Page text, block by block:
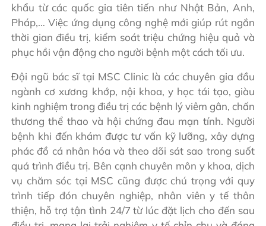
khẩu từ các quốc gia tiên tiến như Nhật Bản, Anh,
Pháp,… Việc ứng dụng công nghệ mới giúp rút ngắn
thời gian điều trị, kiểm soát triệu chứng hiệu quả và
phục hồi vận động cho người bệnh một cách tối ưu.
Đội ngũ bác sĩ tại MSC Clinic là các chuyên gia đầu
ngành cơ xương khớp, nội khoa, y học tái tạo, giàu
kinh nghiệm trong điều trị các bệnh lý viêm gân, chấn
thương thể thao và hội chứng đau mạn tính. Người
bệnh khi đến khám được tư vấn kỹ lưỡng, xây dựng
phác đồ cá nhân hóa và theo dõi sát sao trong suốt
quá trình điều trị. Bên cạnh chuyên môn y khoa, dịch
vụ chăm sóc tại MSC cũng được chú trọng với quy
trình tiếp đón chuyên nghiệp, nhân viên y tế thân
thiện, hỗ trợ tận tình 24/7 từ lúc đặt lịch cho đến sau